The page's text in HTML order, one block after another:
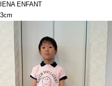
IENA ENFANT
3cm